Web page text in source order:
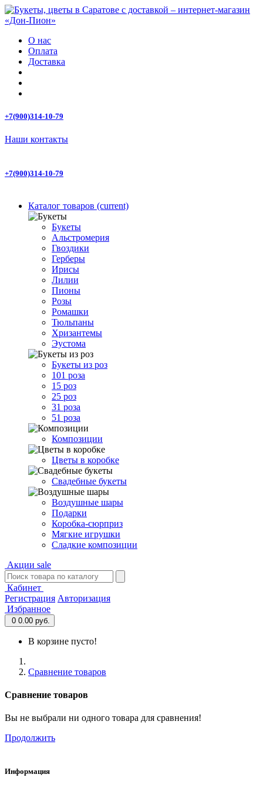
О нас
Оплата
Доставка
+7(900)314-10-79
Наши контакты
+7(900)314-10-79
Каталог товаров (current)
Букеты
Альстромерия
Гвоздики
Герберы
Ирисы
Лилии
Пионы
Розы
Ромашки
Тюльпаны
Хризантемы
Эустома
Букеты из роз
101 роза
15 роз
25 роз
31 роза
51 роза
Композиции
Цветы в коробке
Свадебные букеты
Воздушные шары
Подарки
Коробка-сюрприз
Мягкие игрушки
Сладкие композиции
Акции sale
Кабинет
Регистрация Авторизация
Избранное
0 0.00 руб.
В корзине пусто!
Сравнение товаров
Сравнение товаров
Вы не выбрали ни одного товара для сравнения!
Продолжить
Информация